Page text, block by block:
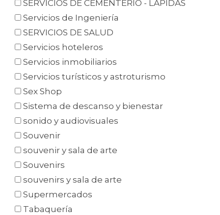
SERVICIOS DE CEMENTERIO - LÁPIDAS
Servicios de Ingeniería
SERVICIOS DE SALUD
Servicios hoteleros
Servicios inmobiliarios
Servicios turísticos y astroturismo
Sex Shop
Sistema de descanso y bienestar
sonido y audiovisuales
Souvenir
souvenir y sala de arte
Souvenirs
souvenirs y sala de arte
Supermercados
Tabaquería